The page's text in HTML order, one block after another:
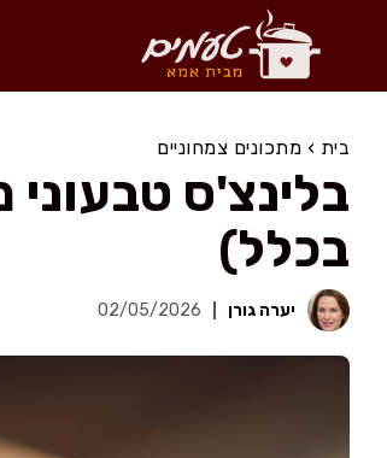
בית › מתכונים צמחוניים
בלינצ'ס
בכלל)
יערה גורן 02/05/2026